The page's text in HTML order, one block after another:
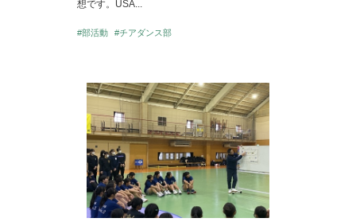
想です。USA...
#部活動 #チアダンス部